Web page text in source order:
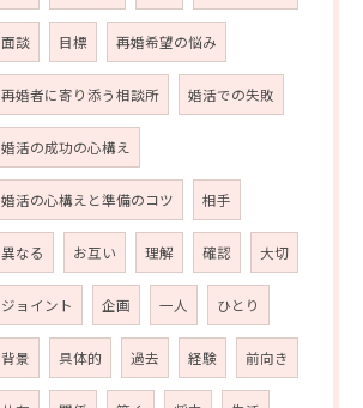
面談 目標 再婚希望の悩み
再婚者に寄り添う相談所 婚活での失敗
婚活の成功の心構え
婚活の心構えと準備のコツ 相手
異なる お互い 理解 確認 大切
ジョイント 企画 一人 ひとり
背景 具体的 過去 経験 前向き